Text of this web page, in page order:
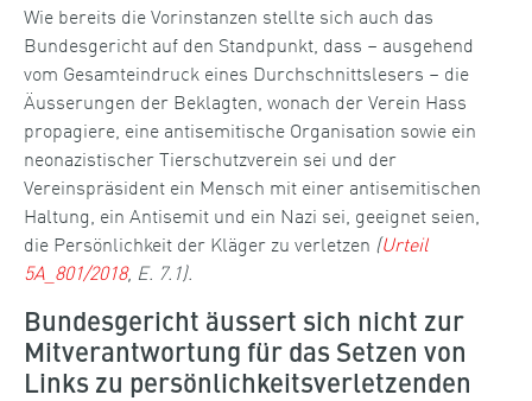
Wie bereits die Vorinstanzen stellte sich auch das
Bundesgericht auf den Standpunkt, dass – ausgehend
vom Gesamteindruck eines Durchschnittslesers – die
Äusserungen der Beklagten, wonach der Verein Hass
propagiere, eine antisemitische Organisation sowie ein
neonazistischer Tierschutzverein sei und der
Vereinspräsident ein Mensch mit einer antisemitischen
Haltung, ein Antisemit und ein Nazi sei, geeignet seien,
die Persönlichkeit der Kläger zu verletzen (Urteil
5A_801/2018, E. 7.1).
Bundesgericht äussert sich nicht zur
Mitverantwortung für das Setzen von
Links zu persönlichkeitsverletzenden